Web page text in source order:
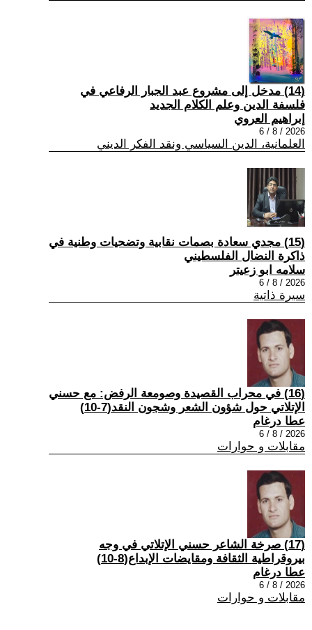
(14) مدخل إلى مشروع عبد الجبار الرفاعي في
فلسفة الدين وعلم الكلام الجديد
إبراهيم العروي
2026 / 8 / 6
العلمانية، الدين السياسي ونقد الفكر الديني
(15) مجدي سعادة بصمات نقابية وتضحيات وطنية في
ذاكرة النضال الفلسطيني
سلامه ابو زعيتر
2026 / 8 / 6
سيرة ذاتية
(16) في محراب القصيدة وصومعة الرفض: مع حسني
الإتلاتي حول شؤون الشعر وشجون النقد(7-10)
عطا درغام
2026 / 8 / 6
مقابلات و حوارات
(17) صرخة الشاعر حسني الإتلاتي في وجه
بيروقراطية الثقافة ومقايضات الإبداع(8-10)
عطا درغام
2026 / 8 / 6
مقابلات و حوارات